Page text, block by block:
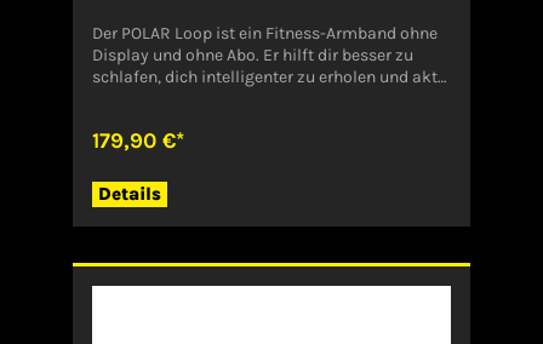
Der POLAR Loop ist ein Fitness-Armband ohne
Display und ohne Abo. Er hilft dir besser zu
schlafen, dich intelligenter zu erholen und aktiv
Armbänder in den Größen S und M-L, ein
Hersteller (EU-Produktsicherheitsverordnung,
GPSR)POLAR ELEKTRO GMBH/BRDIM
SEEGRABEN 164572
deutschland.de
179,90 €*
Details